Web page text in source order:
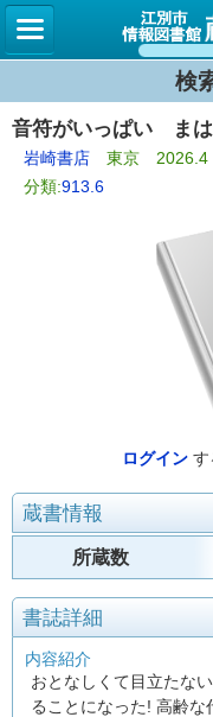
検
音符がいっぱい ま
岩崎書店 東京 2026.4
分類:913.6
ログイン す
蔵書情報
所蔵数
書誌詳細
内容紹介
おとなしくて目立たな
ることになった! 高齢な